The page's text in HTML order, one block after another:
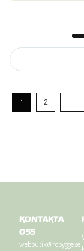
1 2
KONTAKTA
OSS
webbutik@robygge.se